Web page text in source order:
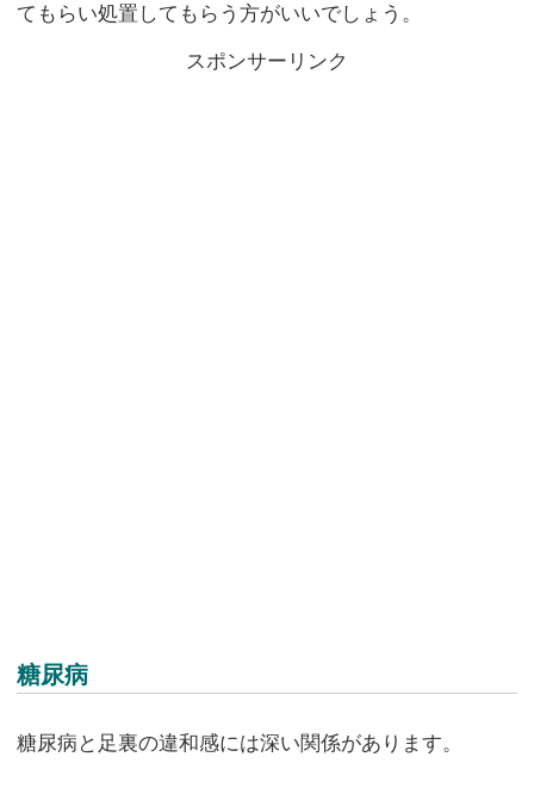
てもらい処置してもらう方がいいでしょう。
スポンサーリンク
糖尿病
糖尿病と足裏の違和感には深い関係があります。